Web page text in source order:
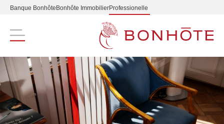
Banque Bonhôte Bonhôte ImmobilierProfessionelle
Navigation principale